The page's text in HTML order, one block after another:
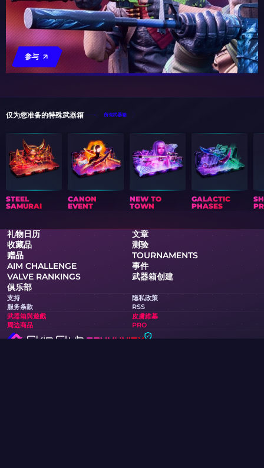
参与
仅为您准备的特殊武器箱 所有武器箱
STEEL
SAMURAI
CANON
EVENT
NEW TO
TOWN
GALACTIC
PHASES
礼物日历
文章
收藏品
测验
赠品
TOURNAMENTS
AIM CHALLENGE
事件
VALVE RANKINGS
武器箱创建
俱乐部
支持
隐私政策
服务条款
RSS
武器箱與遊戲
皮膚維基
周边商品
PRO